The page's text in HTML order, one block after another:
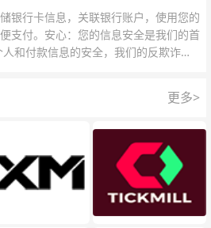
银行卡信息，关联银行账户，使用您的
支付。安心：您的信息安全是我们的首
和付款信息的安全，我们的反欺诈团
更多>